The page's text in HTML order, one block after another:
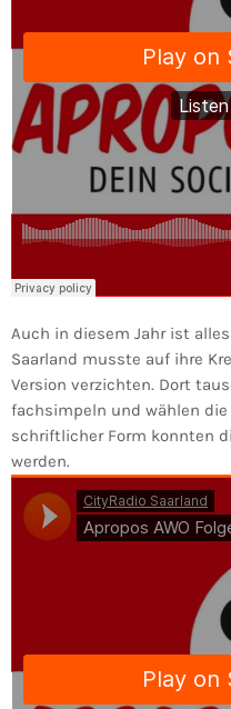
Auch in diesem Jahr ist
Saarland musste auf ihre
Version verzichten. Dort
fachsimpeln und wählen
schriftlicher Form konnten
werden.